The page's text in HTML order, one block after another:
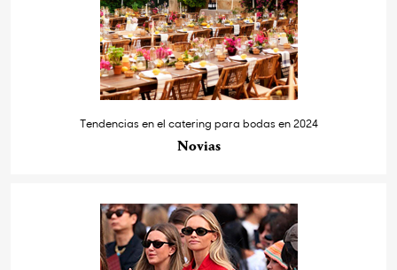
Tendencias en el catering para bodas en 2024
Novias